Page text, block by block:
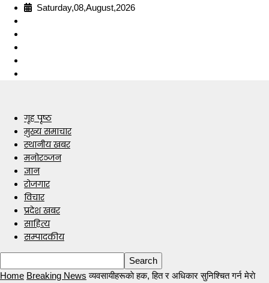
Saturday,08,August,2026
गृह पृष्ठ
मुख्य समाचार
स्थानीय खबर
मनोरञ्जन
ज्ञान
रोजगार
विचार
प्रदेश खबर
साहित्य
सम्पादकीय
Home Breaking News व्यवसायीहरूकाे हक, हित र अधिकार सुनिश्चित गर्न मेराे